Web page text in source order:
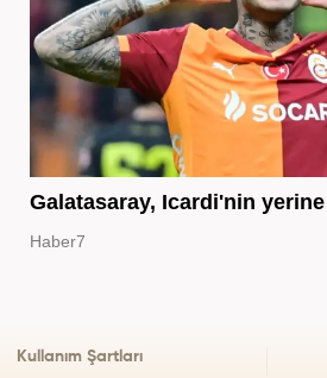
Galatasaray, Icardi'nin
Haber7
Kullanım Şartları